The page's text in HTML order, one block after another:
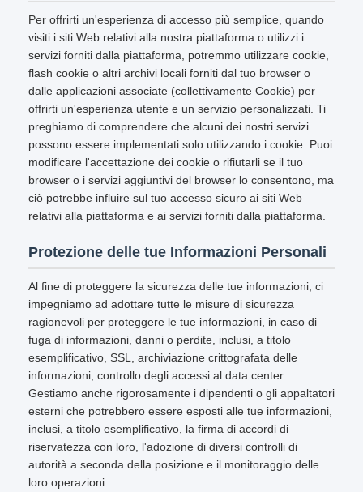
Per offrirti un'esperienza di accesso più semplice, quando
visiti i siti Web relativi alla nostra piattaforma o utilizzi i
servizi forniti dalla piattaforma, potremmo utilizzare cookie,
flash cookie o altri archivi locali forniti dal tuo browser o
dalle applicazioni associate (collettivamente Cookie) per
offrirti un'esperienza utente e un servizio personalizzati. Ti
preghiamo di comprendere che alcuni dei nostri servizi
possono essere implementati solo utilizzando i cookie. Puoi
modificare l'accettazione dei cookie o rifiutarli se il tuo
browser o i servizi aggiuntivi del browser lo consentono, ma
ciò potrebbe influire sul tuo accesso sicuro ai siti Web
relativi alla piattaforma e ai servizi forniti dalla piattaforma.
Protezione delle tue Informazioni Personali
Al fine di proteggere la sicurezza delle tue informazioni, ci
impegniamo ad adottare tutte le misure di sicurezza
ragionevoli per proteggere le tue informazioni, in caso di
fuga di informazioni, danni o perdite, inclusi, a titolo
esemplificativo, SSL, archiviazione crittografata delle
informazioni, controllo degli accessi al data center.
Gestiamo anche rigorosamente i dipendenti o gli appaltatori
esterni che potrebbero essere esposti alle tue informazioni,
inclusi, a titolo esemplificativo, la firma di accordi di
riservatezza con loro, l'adozione di diversi controlli di
autorità a seconda della posizione e il monitoraggio delle
loro operazioni.